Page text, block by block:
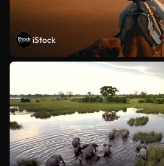
iStock